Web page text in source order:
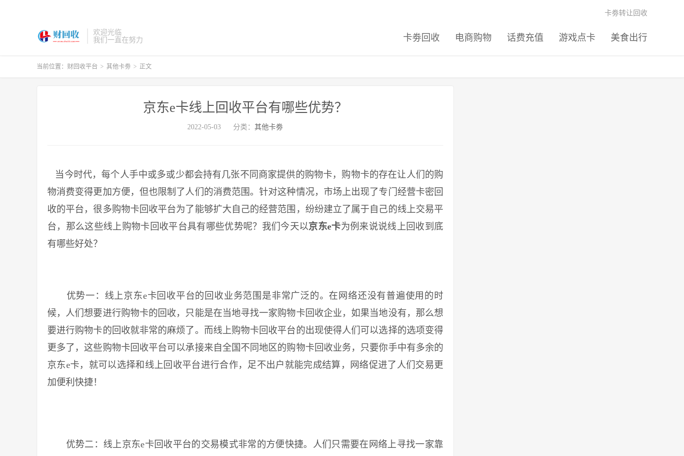
欢迎光临
我们一直在努力
卡劵回收 电商购物 话费充值 游戏点卡 美食出行
卡劵转让回收
当前位置： 财回收平台 > 其他卡劵 > 正文
京东e卡线上回收平台有哪些优势？
2022-05-03 分类： 其他卡劵
当今时代，每个人手中或多或少都会持有几张不同商家提供的购物卡，购物卡的存在让人们的购
物消费变得更加方便，但也限制了人们的消费范围。针对这种情况，市场上出现了专门经营卡密回
收的平台，很多购物卡回收平台为了能够扩大自己的经营范围，纷纷建立了属于自己的线上交易平
台，那么这些线上购物卡回收平台具有哪些优势呢？我们今天以京东e卡为例来说说线上回收到底
有哪些好处？
优势一：线上京东e卡回收平台的回收业务范围是非常广泛的。在网络还没有普遍使用的时
候，人们想要进行购物卡的回收，只能是在当地寻找一家购物卡回收企业，如果当地没有，那么想
要进行购物卡的回收就非常的麻烦了。而线上购物卡回收平台的出现使得人们可以选择的选项变得
更多了，这些购物卡回收平台可以承接来自全国不同地区的购物卡回收业务，只要你手中有多余的
京东e卡，就可以选择和线上回收平台进行合作，足不出户就能完成结算，网络促进了人们交易更
加便利快捷！
优势二：线上京东e卡回收平台的交易模式非常的方便快捷。人们只需要在网络上寻找一家靠